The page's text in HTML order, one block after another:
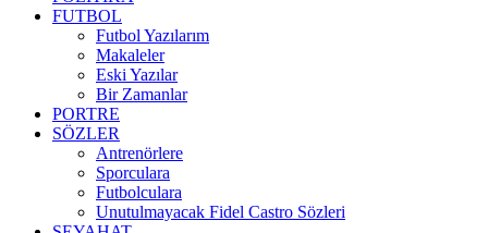
FUTBOL
Futbol Yazılarım
Makaleler
Eski Yazılar
Bir Zamanlar
PORTRE
SÖZLER
Antrenörlere
Sporculara
Futbolculara
Unutulmayacak Fidel Castro Sözleri